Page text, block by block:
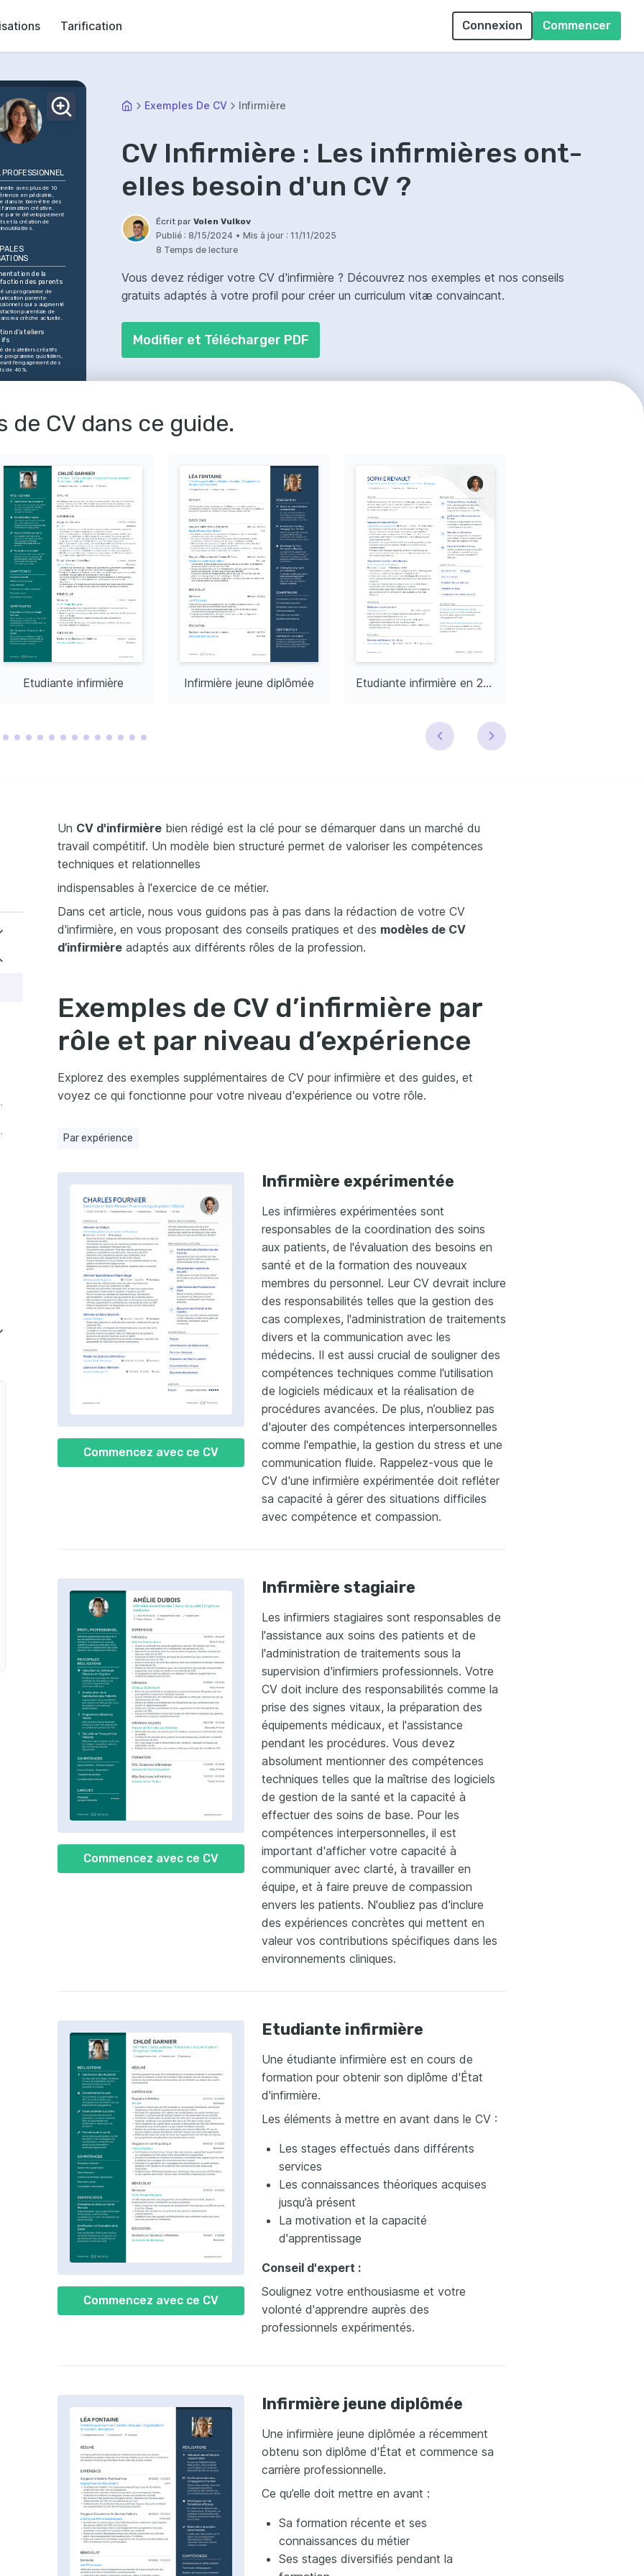
Tarification Connexion Commencer
PROFESSIONNEL
avec plus de 10
en pédiatrie,
dans le bien-être des
créative.
par le développement
et la création de
de la
des parents
un programme de
parents-
qui a augmenté
parentale de
ma crèche actuelle.
d'ateliers
des ateliers créatifs
programme quotidien,
l'engagement des
de 40%.
des incidents
médicaux de 30%.
augmentant leur
de 50% dès les 6
mois.
d'activités éducatives
parent-enfant
hygiène
Avancé
Exemples De CV Infirmière
CV Infirmière : Les infirmières ont-
elles besoin d'un CV ?
Écrit parVolen Vulkov
Publié : 8/15/2024 • Mis à jour : 11/11/2025
8 Temps de lecture
Vous devez rédiger votre CV d'infirmière ? Découvrez nos exemples et nos conseils
gratuits adaptés à votre profil pour créer un curriculum vitæ convaincant.
Modifier et Télécharger PDF
de CV dans ce guide.
Etudiante infirmière Infirmière jeune diplômée Etudiante infirmière en 2e année
année
année
Un CV d'infirmière bien rédigé est la clé pour se démarquer dans un marché du
travail compétitif. Un modèle bien structuré permet de valoriser les compétences
techniques et relationnelles
indispensables à l'exercice de ce métier.
Dans cet article, nous vous guidons pas à pas dans la rédaction de votre CV
d'infirmière, en vous proposant des conseils pratiques et des modèles de CV
d’infirmière adaptés aux différents rôles de la profession.
Exemples de CV d’infirmière par
rôle et par niveau d’expérience
Explorez des exemples supplémentaires de CV pour infirmière et des guides, et
voyez ce qui fonctionne pour votre niveau d'expérience ou votre rôle.
Par expérience
Commencez avec ce CV
Infirmière expérimentée
Les infirmières expérimentées sont
responsables de la coordination des soins
aux patients, de l'évaluation des besoins en
santé et de la formation des nouveaux
membres du personnel. Leur CV devrait inclure
des responsabilités telles que la gestion des
cas complexes, l'administration de traitements
divers et la communication avec les
médecins. Il est aussi crucial de souligner des
compétences techniques comme l'utilisation
de logiciels médicaux et la réalisation de
procédures avancées. De plus, n’oubliez pas
d'ajouter des compétences interpersonnelles
comme l'empathie, la gestion du stress et une
communication fluide. Rappelez-vous que le
CV d'une infirmière expérimentée doit refléter
sa capacité à gérer des situations difficiles
avec compétence et compassion.
Commencez avec ce CV
Infirmière stagiaire
Les infirmiers stagiaires sont responsables de
l'assistance aux soins des patients et de
l'administration de traitements sous la
supervision d'infirmiers professionnels. Votre
CV doit inclure des responsabilités comme la
prise des signes vitaux, la préparation des
équipements médicaux, et l'assistance
pendant les procédures. Vous devez
absolument mentionner des compétences
techniques telles que la maîtrise des logiciels
de gestion de la santé et la capacité à
effectuer des soins de base. Pour les
compétences interpersonnelles, il est
important d'afficher votre capacité à
communiquer avec clarté, à travailler en
équipe, et à faire preuve de compassion
envers les patients. N'oubliez pas d'inclure
des expériences concrètes qui mettent en
valeur vos contributions spécifiques dans les
environnements cliniques.
Commencez avec ce CV
Etudiante infirmière
Une étudiante infirmière est en cours de
formation pour obtenir son diplôme d'État
d'infirmière.
Les éléments à mettre en avant dans le CV :
Les stages effectués dans différents
services
Les connaissances théoriques acquises
jusqu’à présent
La motivation et la capacité
d'apprentissage
Conseil d'expert :
Soulignez votre enthousiasme et votre
volonté d'apprendre auprès des
professionnels expérimentés.
Infirmière jeune diplômée
Une infirmière jeune diplômée a récemment
obtenu son diplôme d'État et commence sa
carrière professionnelle.
Ce qu’elle doit mettre en avant :
Sa formation récente et ses
connaissances du métier
Ses stages diversifiés pendant la